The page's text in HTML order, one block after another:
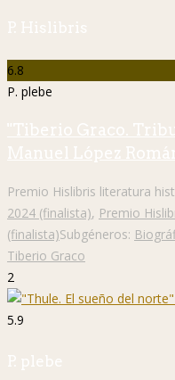
P. Hislibris
6.8
P. plebe
"Tiberio Graco.
Manuel López
Premio Hislibris literatura
2024 (finalista), Premio
(finalista)Subgéneros:
Tiberio Graco
2
5.9
P. plebe